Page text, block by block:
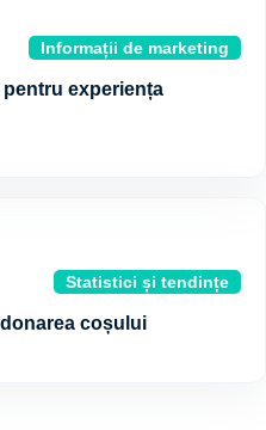
Informații de marketing
experiența
Statistici și tendințe
coșului